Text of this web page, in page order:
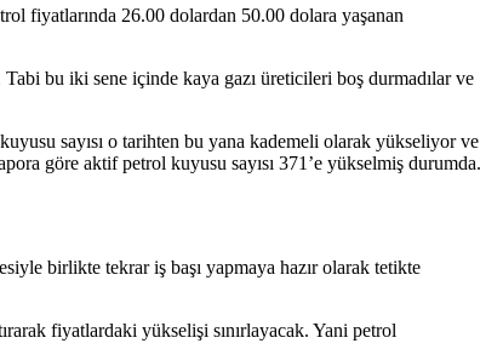
fiyatlarında 26.00 dolardan 50.00 dolara yaşanan
bu iki sene içinde kaya gazı üreticileri boş durmadılar ve
sayısı o tarihten bu yana kademeli olarak yükseliyor ve
göre aktif petrol kuyusu sayısı 371’e yükselmiş durumda.
birlikte tekrar iş başı yapmaya hazır olarak tetikte
fiyatlardaki yükselişi sınırlayacak. Yani petrol